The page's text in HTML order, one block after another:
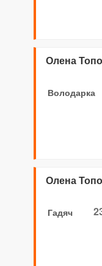
Олена
Володарка
Олена
Гадяч